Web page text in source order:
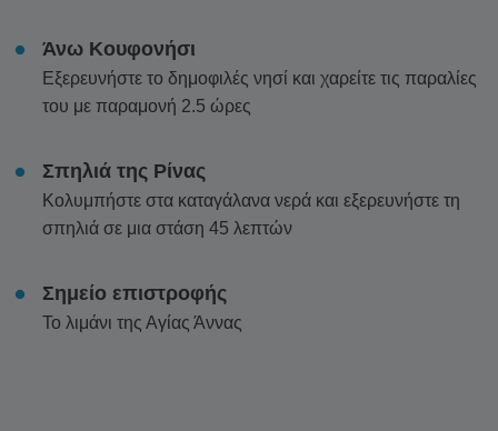
Άνω Κουφονήσι
Εξερευνήστε το δημοφιλές νησί και χαρείτε τις παραλίες
του με παραμονή 2.5 ώρες
Σπηλιά της Ρίνας
Κολυμπήστε στα καταγάλανα νερά και εξερευνήστε τη
σπηλιά σε μια στάση 45 λεπτών
Σημείο επιστροφής
Το λιμάνι της Αγίας Άννας